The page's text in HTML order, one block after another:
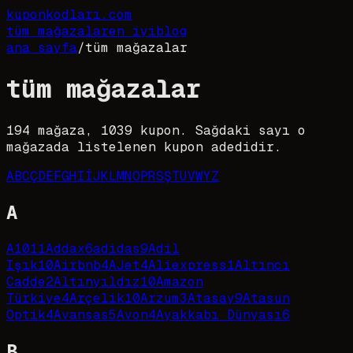
kuponkodları.com
tüm mağazalaren iyiblog
ana sayfa/tüm mağazalar
tüm mağazalar
194 mağaza, 1039 kupon. Sağdaki sayı o
mağazada listelenen kupon adedidir.
ABCÇDEFGHIİJKLMNOPRSŞTUVWYZ
A
A1011Addax6adidas9Adil
Işık10Airbnb4AJet4Aliexpress1Altıncı
Cadde2Altınyıldız10Amazon
Türkiye4Arçelik10Arzum3Atasay9Atasun
Optik4Avansas5Avon4Ayakkabı Dünyası6